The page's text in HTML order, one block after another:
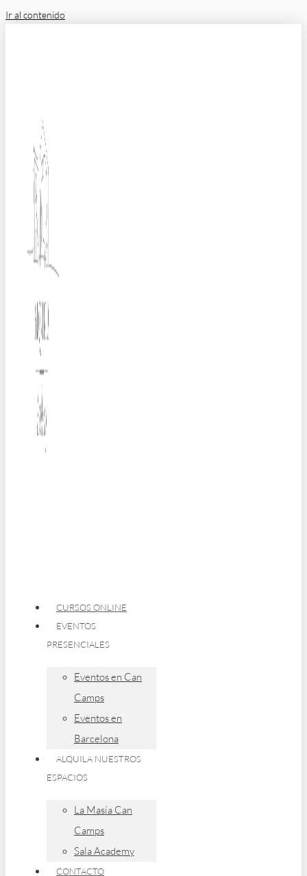
Ir al contenido
CURSOS ONLINE
EVENTOS
PRESENCIALES
Eventos en Can
Camps
Eventos en
Barcelona
ALQUILA NUESTROS
ESPACIOS
La Masía Can
Camps
Sala Academy
CONTACTO